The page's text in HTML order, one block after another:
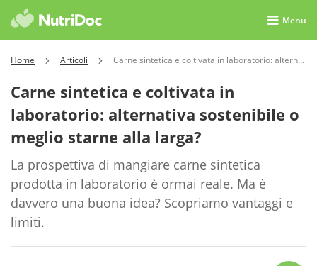
Menu
Home Articoli Carne sintetica e coltivata in laboratorio: alternativa sostenibile o meglio starne alla larga?
Carne sintetica e coltivata in
laboratorio: alternativa sostenibile o
meglio starne alla larga?
La prospettiva di mangiare carne sintetica
prodotta in laboratorio è ormai reale. Ma è
davvero una buona idea? Scopriamo vantaggi e
limiti.